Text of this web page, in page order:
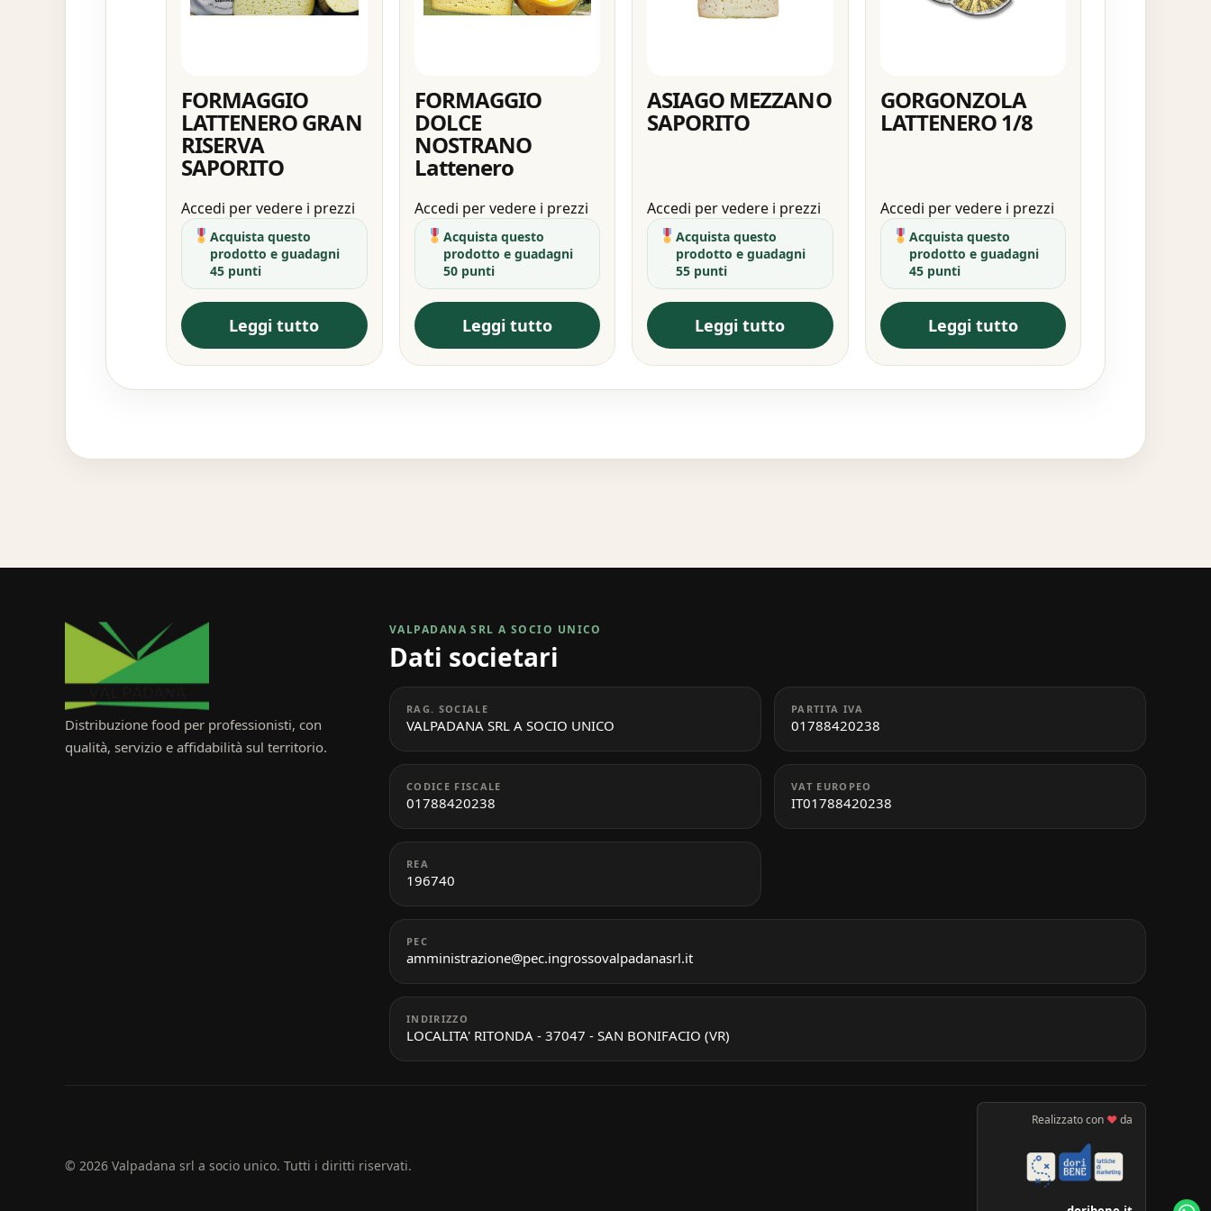
FORMAGGIO
LATTENERO GRAN
RISERVA
SAPORITO
Accedi per vedere i prezzi
Acquista questo
prodotto e guadagni
45 punti
Leggi tutto
FORMAGGIO
DOLCE
NOSTRANO
Lattenero
Accedi per vedere i prezzi
Acquista questo
prodotto e guadagni
50 punti
Leggi tutto
ASIAGO MEZZANO
SAPORITO
Accedi per vedere i prezzi
Acquista questo
prodotto e guadagni
55 punti
Leggi tutto
GORGONZOLA
LATTENERO 1/8
Accedi per vedere i prezzi
Acquista questo
prodotto e guadagni
45 punti
Leggi tutto
Distribuzione food per professionisti, con
qualità, servizio e affidabilità sul territorio.
VALPADANA SRL A SOCIO UNICO
Dati societari
RAG. SOCIALE
VALPADANA SRL A SOCIO UNICO
PARTITA IVA
01788420238
CODICE FISCALE
01788420238
VAT EUROPEO
IT01788420238
REA
196740
PEC
amministrazione@pec.ingrossovalpadanasrl.it
INDIRIZZO
LOCALITA' RITONDA - 37047 - SAN BONIFACIO (VR)
© 2026 Valpadana srl a socio unico. Tutti i diritti riservati.
Realizzato con ♥da